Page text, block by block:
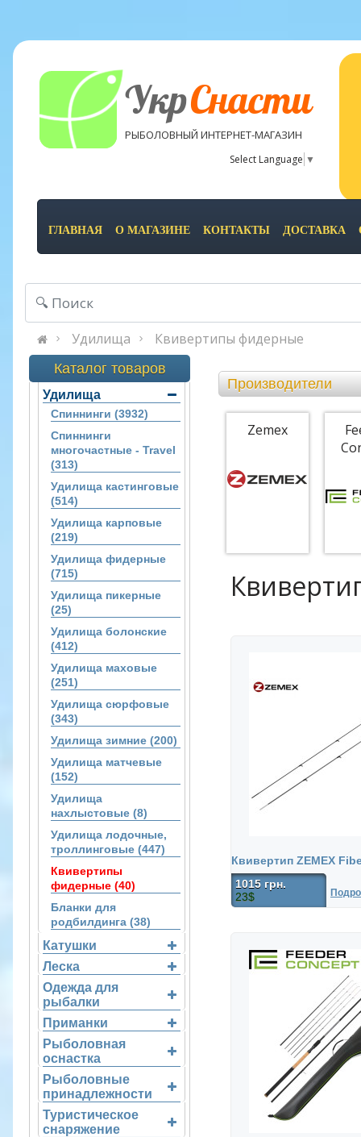
УкрСнасти
РЫБОЛОВНЫЙ ИНТЕРНЕТ-МАГАЗИН
Select Language ▼
ГЛАВНАЯ О МАГАЗИНЕ КОНТАКТЫ ДОСТАВКА
Удилища Квивертипы фидерные
Каталог товаров
Удилища
Спиннинги (3932)
Спиннинги
многочастные - Travel
(313)
Удилища кастинговые
(514)
Удилища карповые
(219)
Удилища фидерные
(715)
Удилища пикерные
(25)
Удилища болонские
(412)
Удилища маховые
(251)
Удилища сюрфовые
(343)
Удилища зимние (200)
Удилища матчевые
(152)
Удилища
нахлыстовые (8)
Удилища лодочные,
троллинговые (447)
Квивертипы
фидерные (40)
Бланки для
родбилдинга (38)
Катушки
Леска
Одежда для
рыбалки
Приманки
Рыболовная
оснастка
Рыболовные
принадлежности
Туристическое
снаряжение
Производители
Zemex
Квивертип ZEMEX
1015 грн.
23$